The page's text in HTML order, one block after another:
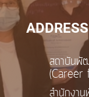
ADDRESS
สถาบันพั
สำนักงาน